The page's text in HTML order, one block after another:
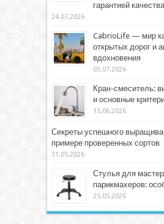
гарантией качества
24.07.2026
CabrioLife — мир
открытых дорог и
вдохновения
03.07.2026
Кран-смеситель:
и основные
15.06.2026
Секреты успешного
примере проверенных сортов
31.05.2026
Стулья для
парикмахеров:
25.05.2026